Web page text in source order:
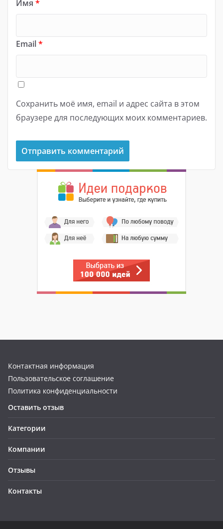
Имя *
Email*
Сохранить моё имя, email и адрес сайта в этом
браузере для последующих моих комментариев.
Контактная информация
Пользовательское соглашение
Политика конфиденциальности
Оставить отзыв
Категории
Компании
Отзывы
Контакты